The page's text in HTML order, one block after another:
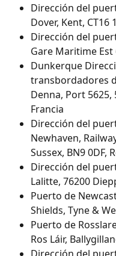
Dirección del
Dover, Kent, CT16
Dirección del
Gare Maritime Est
Dunkerque
transbordadores
Denna, Port
Francia
Dirección del
Newhaven,
Sussex, BN9 0DF,
Dirección del
Lalitte, 76200
Puerto de
Shields, Tyne &
Puerto de
Ros Láir,